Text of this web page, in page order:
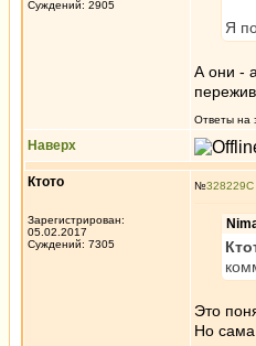
Суждений: 2905
Я
А они -
Ответы на
Наверх
Ктото
Зарегистрирован:
05.02.2017
Суждений: 7305
№328229
Это
Но сама